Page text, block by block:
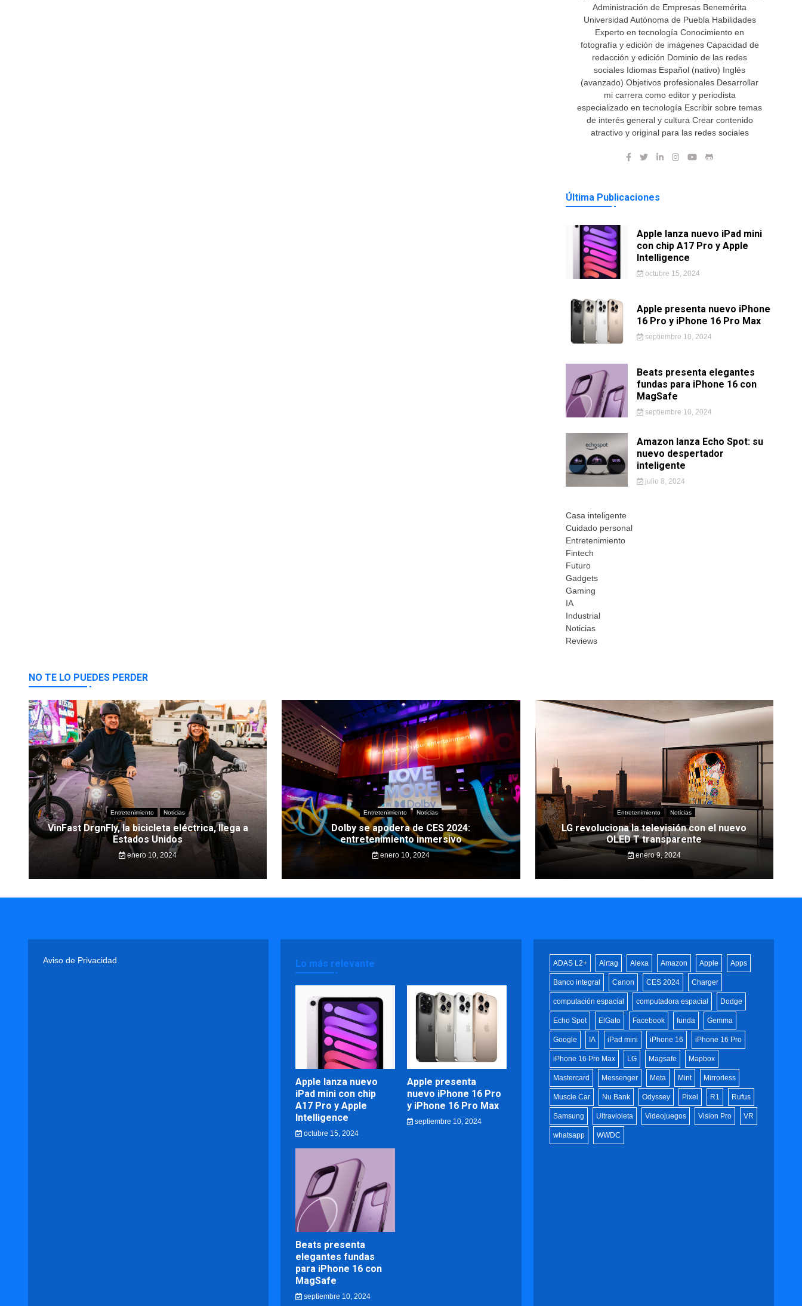
Administración de Empresas Benemérita
Universidad Autónoma de Puebla Habilidades
Experto en tecnología Conocimiento en
fotografía y edición de imágenes Capacidad de
redacción y edición Dominio de las redes
sociales Idiomas Español (nativo) Inglés
(avanzado) Objetivos profesionales Desarrollar
mi carrera como editor y periodista
especializado en tecnología Escribir sobre temas
de interés general y cultura Crear contenido
atractivo y original para las redes sociales
Última Publicaciones
Apple lanza nuevo iPad mini
con chip A17 Pro y Apple
Intelligence
octubre 15, 2024
Apple presenta nuevo iPhone
16 Pro y iPhone 16 Pro Max
septiembre 10, 2024
Beats presenta elegantes
fundas para iPhone 16 con
MagSafe
septiembre 10, 2024
Amazon lanza Echo Spot: su
nuevo despertador
inteligente
julio 8, 2024
Casa inteligente
Cuidado personal
Entretenimiento
Fintech
Futuro
Gadgets
Gaming
IA
Industrial
Noticias
Reviews
NO TE LO PUEDES PERDER
Entretenimiento Noticias
VinFast DrgnFly, la bicicleta eléctrica, llega a
Estados Unidos
enero 10, 2024
Entretenimiento Noticias
Dolby se apodera de CES 2024:
entretenimiento inmersivo
enero 10, 2024
Entretenimiento Noticias
LG revoluciona la televisión con el nuevo
OLED T transparente
enero 9, 2024
Aviso de Privacidad Lo más relevante
Apple lanza nuevo
iPad mini con chip
A17 Pro y Apple
Intelligence
octubre 15, 2024
Apple presenta
nuevo iPhone 16 Pro
y iPhone 16 Pro Max
septiembre 10, 2024
Beats presenta
elegantes fundas
para iPhone 16 con
MagSafe
septiembre 10, 2024
ADAS L2+ Airtag Alexa Amazon Apple Apps
Banco integral Canon CES 2024 Charger
computación espacial computadora espacial Dodge
Echo Spot ElGato Facebook funda Gemma
Google IA iPad mini iPhone 16 iPhone 16 Pro
iPhone 16 Pro Max LG Magsafe Mapbox
Mastercard Messenger Meta Mint Mirrorless
Muscle Car Nu Bank Odyssey Pixel R1 Rufus
Samsung Ultravioleta Videojuegos Vision Pro VR
whatsapp WWDC